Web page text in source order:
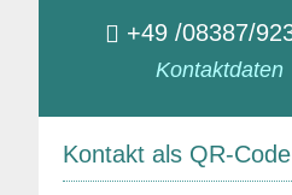
+49 /08387/
Kontaktdaten
Kontakt als QR-Code